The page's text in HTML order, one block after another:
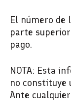
El número de
parte
pago.
NOTA: Esta
no constituye
Ante